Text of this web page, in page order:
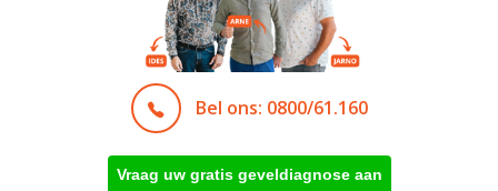
Bel ons: 0800/61.160
Vraag uw gratis geveldiagnose aan